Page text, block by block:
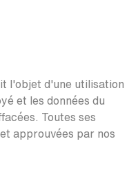
l'objet d'une utilisation
et les données du
Toutes ses
approuvées par nos